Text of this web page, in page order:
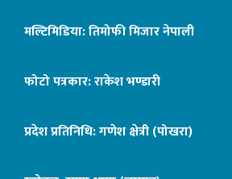
मल्टिमिडिया: तिमोफी मिजार नेपाली
फोटो पत्रकार: राकेश भण्डारी
प्रदेश प्रतिनिधि: गणेश क्षेत्री (पोखरा)